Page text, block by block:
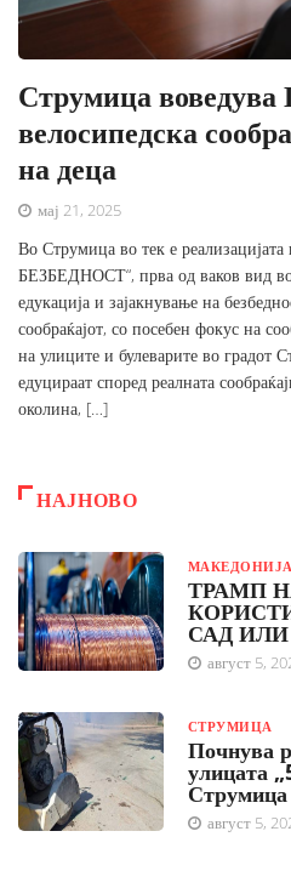
Струмица воведува
велосипедска
на деца
мај 21, 2025
Во Струмица во тек е
БЕЗБЕДНОСТ“, прва од ваков вид
едукација и зајакнување на
сообраќајот, со посебен фокус на
на улиците и булеварите во градот
едуцираат според реалната
околина, […]
НАЈНОВО
МАКЕДОНИЈА
ТРАМП
САД ИЛИ
август 5,
СТРУМИЦА
Почнува
улицата
Струмица
август 5,